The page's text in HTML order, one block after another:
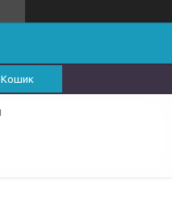
Кошик